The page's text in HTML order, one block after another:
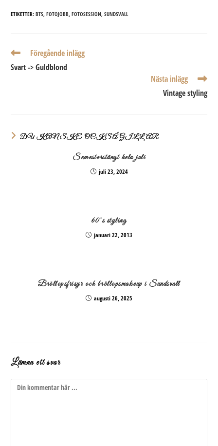
ETIKETTER:BTS, FOTOJOBB, FOTOSESSION, SUNDSVALL
Läs
artiklar
Föregående inlägg
Svart -> Guldblond
Nästa inlägg
Vintage styling
DU KANSKE OCKSÅ GILLAR
Semesterstängt hela juli
juli 23, 2024
60’s styling
januari 22, 2013
Bröllopsfrisyr och bröllopsmakeup i Sundsvall
augusti 26, 2025
Lämna ett svar
Kommentar